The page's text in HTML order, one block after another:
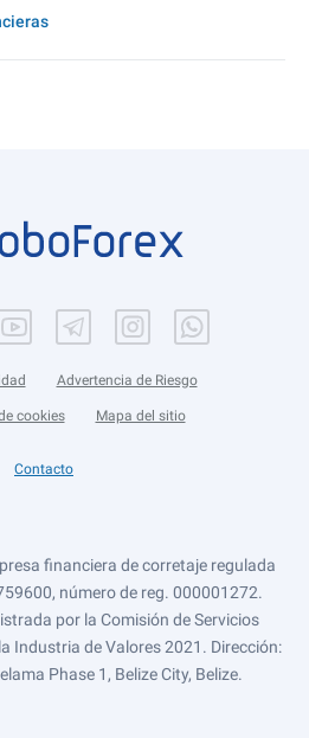
Advertencia de Riesgo
cookies Mapa del sitio
Contacto
financiera de corretaje regulada
número de reg. 000001272.
por la Comisión de Servicios
Industria de Valores 2021. Dirección:
Phase 1, Belize City, Belize.